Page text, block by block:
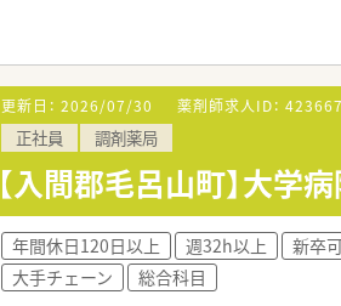
■東松山、毛呂山、鶴ヶ島
■地域密着のアットホーム
■地域の皆様に愛される薬
更新日： 2026/07/30 薬剤師求人ID： 423667
正社員 調剤薬局
【入間郡毛呂山町】大
年間休日120日以上 週32h以上 新卒
大手チェーン
総合科目